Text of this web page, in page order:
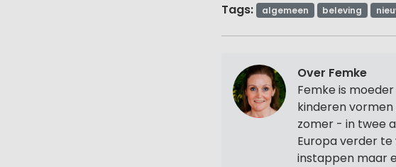
Tags: algemeen beleving
Over Femke
Femke is
kinderen
zomer - in twee
Europa verder te
instappen maar